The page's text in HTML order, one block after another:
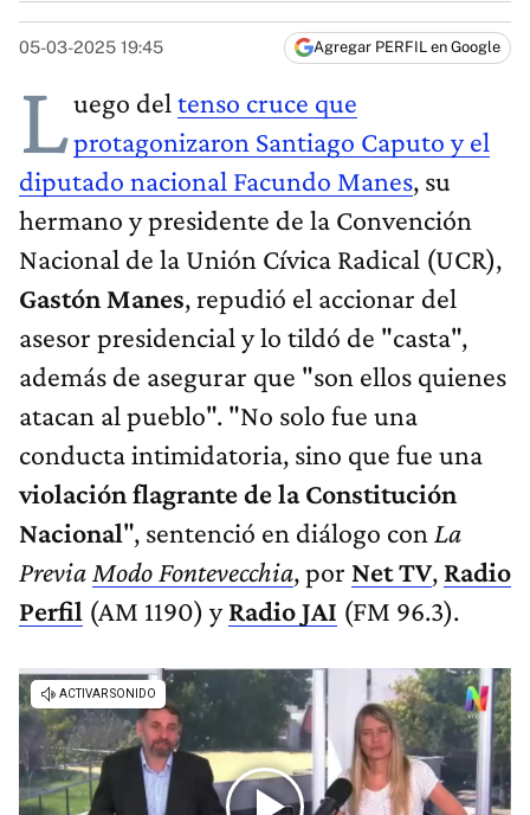
05-03-2025 19:45 Agregar PERFIL en Google
Luego del tenso cruce que
protagonizaron Santiago Caputo y el
diputado nacional Facundo Manes, su
hermano y presidente de la Convención
Nacional de la Unión Cívica Radical (UCR),
Gastón Manes, repudió el accionar del
asesor presidencial y lo tildó de "casta",
además de asegurar que "son ellos quienes
atacan al pueblo". "No solo fue una
conducta intimidatoria, sino que fue una
violación flagrante de la Constitución
Nacional", sentenció en diálogo con La
Previa Modo Fontevecchia, por Net TV, Radio
Perfil (AM 1190) yRadio JAI (FM 96.3).